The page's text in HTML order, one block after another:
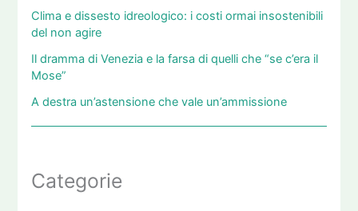
Clima e dissesto idreologico: i costi ormai insostenibili
del non agire
Il dramma di Venezia e la farsa di quelli che “se c’era il
Mose”
A destra un’astensione che vale un’ammissione
Categorie